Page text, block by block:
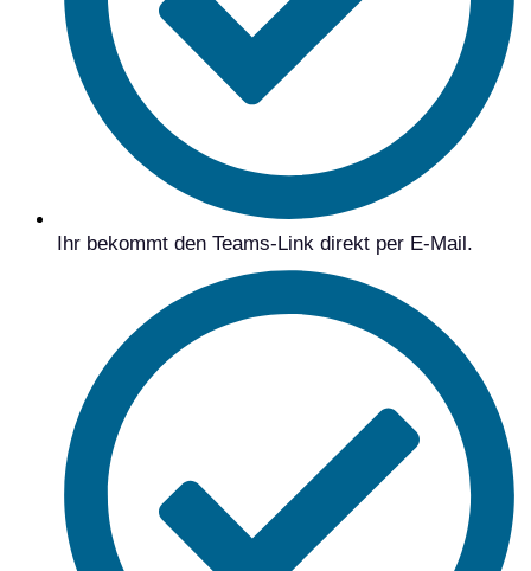
Ihr bekommt den Teams-Link direkt per E-Mail.